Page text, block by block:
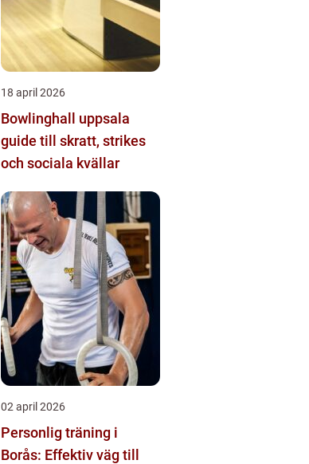
18 april 2026
Bowlinghall uppsala
guide till skratt, strikes
och sociala kvällar
02 april 2026
Personlig träning i
Borås: Effektiv väg till